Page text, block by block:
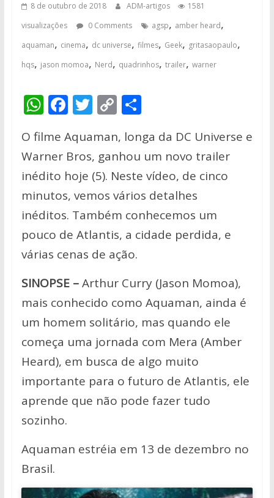
8 de outubro de 2018 ADM-artigos
1581
visualizações
0 Comments agsp, amber heard,
aquaman, cinema, dc universe, filmes, Geek, gritasaopaulo,
hqs, jason momoa, Nerd, quadrinhos, trailer, warner
W
at
s
A
p
p
F
e
b
o
o
k
T
itt
er
C
p
y
Li
n
k
S
ar
e
O filme Aquaman, longa da DC Universe e
Warner Bros, ganhou um novo trailer
inédito hoje (5). Neste vídeo, de cinco
minutos, vemos vários detalhes
inéditos. Também conhecemos um
pouco de Atlantis, a cidade perdida, e
várias cenas de ação.
SINOPSE –Arthur Curry (Jason Momoa),
mais conhecido como Aquaman, ainda é
um homem solitário, mas quando ele
começa uma jornada com Mera (Amber
Heard), em busca de algo muito
importante para o futuro de Atlantis, ele
aprende que não pode fazer tudo
sozinho.
Aquaman estréia em 13 de dezembro no
Brasil.